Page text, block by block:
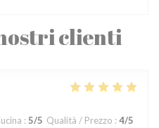
clienti
: 5/5 Qualità / Prezzo : 4/5